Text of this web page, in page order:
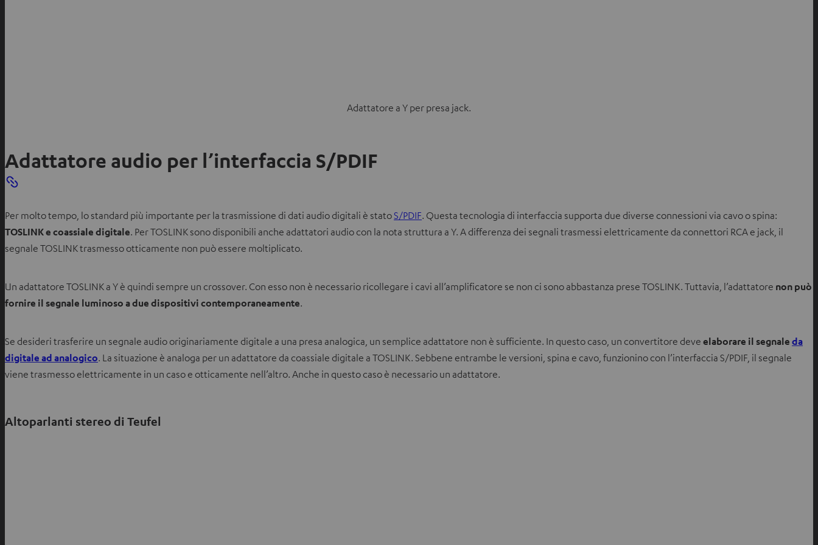
Adattatore a Y per presa jack.
Adattatore audio per l’interfaccia S/PDIF
Per molto tempo, lo standard più importante per la trasmissione di dati audio digitali è statoS/PDIFS
i
u
n
a
. Questa tecnologia di interfaccia supporta due diverse connessioni via cavo o spina:
TOSLINK e coassiale digitale. Per TOSLINK sono disponibili anche adattatori audio con la nota struttura a Y. A differenza dei segnali trasmessi elettricamente da connettori RCA e jack, il
segnale TOSLINK trasmesso otticamente non può essere moltiplicato.
Un adattatore TOSLINK a Y è quindi sempre un crossover. Con esso non è necessario ricollegare i cavi all’amplificatore se non ci sono abbastanza prese TOSLINK. Tuttavia, l’adattatore non può
fornire il segnale luminoso a due dispositivi contemporaneamente.
Se desideri trasferire un segnale audio originariamente digitale a una presa analogica, un semplice adattatore non è sufficiente. In questo caso, un convertitore deve elaborare il segnale da
digitale ad analogicoS
i
r
. La situazione è analoga per un adattatore da coassiale digitale a TOSLINK. Sebbene entrambe le versioni, spina e cavo, funzionino con l’interfaccia S/PDIF, il segnale
viene trasmesso elettricamente in un caso e otticamente nell’altro. Anche in questo caso è necessario un adattatore.
Altoparlanti stereo di Teufel